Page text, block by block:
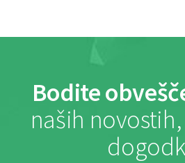
Bodite
naših